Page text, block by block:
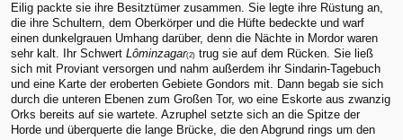
Eilig packte sie ihre Besitztümer zusammen. Sie legte ihre Rüstung an,
die ihre Schultern, dem Oberkörper und die Hüfte bedeckte und warf
einen dunkelgrauen Umhang darüber, denn die Nächte in Mordor waren
sehr kalt. Ihr Schwert Lôminzagar(2) trug sie auf dem Rücken. Sie ließ
sich mit Proviant versorgen und nahm außerdem ihr Sindarin-Tagebuch
und eine Karte der eroberten Gebiete Gondors mit. Dann begab sie sich
durch die unteren Ebenen zum Großen Tor, wo eine Eskorte aus zwanzig
Orks bereits auf sie wartete. Azruphel setzte sich an die Spitze der
Horde und überquerte die lange Brücke, die den Abgrund rings um den